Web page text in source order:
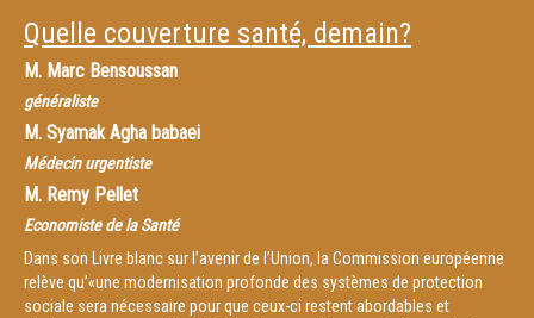
transposable à l’échelle de l’Union dans un contexte de déficits
budgétaires ou d’autres solutions sont-elles à envisager ?
Quelle couverture santé, demain?
M. Marc Bensoussan
généraliste
M. Syamak Agha babaei
Médecin urgentiste
M. Remy Pellet
Economiste de la Santé
Dans son Livre blanc sur l’avenir de l’Union, la Commission européenne
relève qu’«une modernisation profonde des systèmes de protection
sociale sera nécessaire pour que ceux-ci restent abordables et